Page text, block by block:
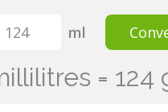
ml
= 124